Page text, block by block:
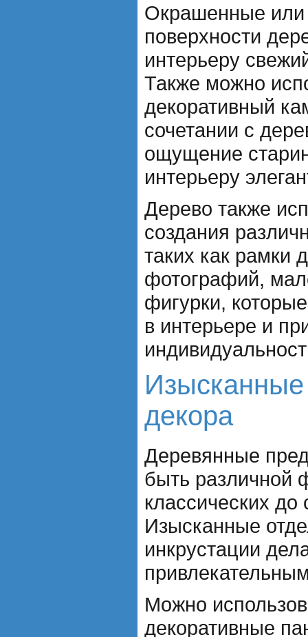
Окрашенные
поверхности
интерьеру
Также можно
декоративный
сочетании с
ощущение
интерьеру
Дерево также
создания
таких как рамки
фотографий,
фигурки,
в интерьере и
декора
Деревянные
быть различной
классических
Изысканные
инкрустации
Можно
декоративные